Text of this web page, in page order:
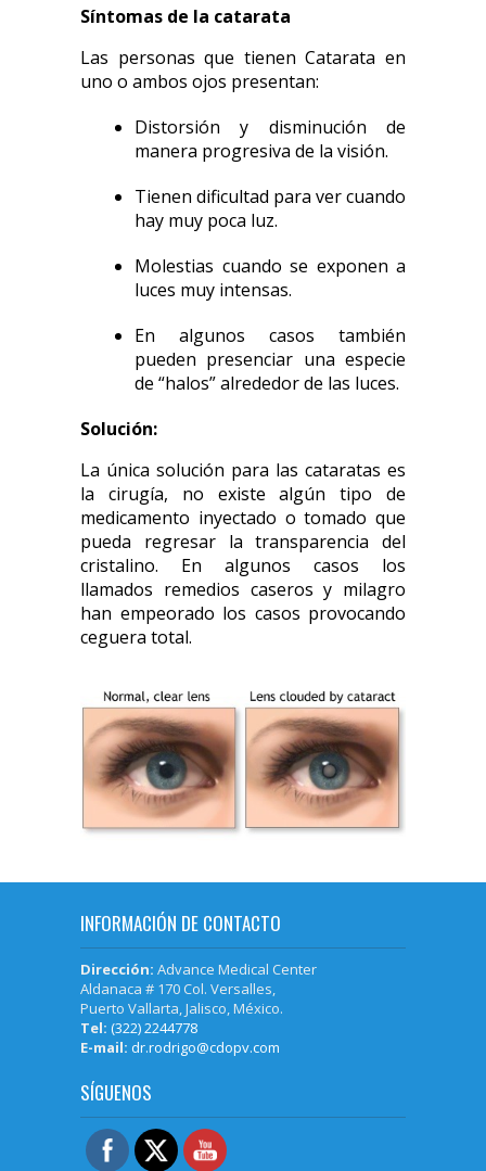
Síntomas de la catarata
Las personas que tienen Catarata en
uno o ambos ojos presentan:
Distorsión y disminución de
manera progresiva de la visión.
Tienen dificultad para ver cuando
hay muy poca luz.
Molestias cuando se exponen a
luces muy intensas.
En algunos casos también
pueden presenciar una especie
de “halos” alrededor de las luces.
Solución:
La única solución para las cataratas es
la cirugía, no existe algún tipo de
medicamento inyectado o tomado que
pueda regresar la transparencia del
cristalino. En algunos casos los
llamados remedios caseros y milagro
han empeorado los casos provocando
ceguera total.
INFORMACIÓN DE CONTACTO
Dirección: Advance Medical Center
Aldanaca # 170 Col. Versalles,
Puerto Vallarta, Jalisco, México.
Tel: (322) 2244778
E-mail: dr.rodrigo@cdopv.com
SÍGUENOS